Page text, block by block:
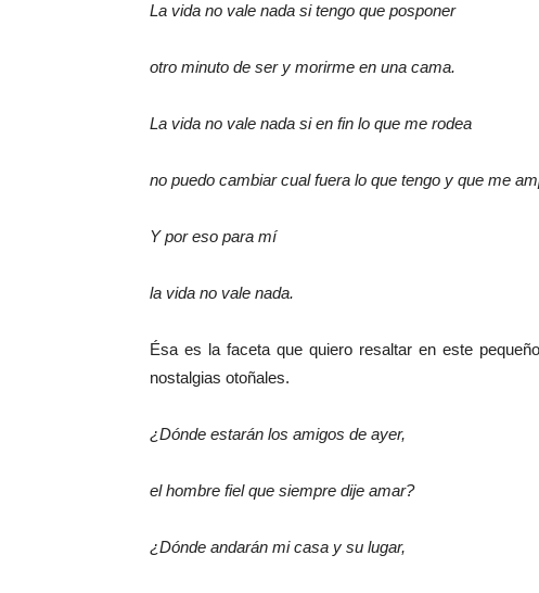
La vida no vale nada si tengo que posponer
otro minuto de ser y morirme en una cama.
La vida no vale nada si en fin lo que me rodea
no puedo cambiar cual fuera lo que tengo y que me
Y por eso para mí
la vida no vale nada.
Ésa es la faceta que quiero resaltar en este
nostalgias otoñales.
¿Dónde estarán los amigos de ayer,
el hombre fiel que siempre dije amar?
¿Dónde andarán mi casa y su lugar,